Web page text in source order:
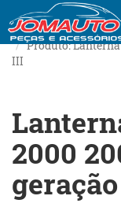
Produto:
III
2000